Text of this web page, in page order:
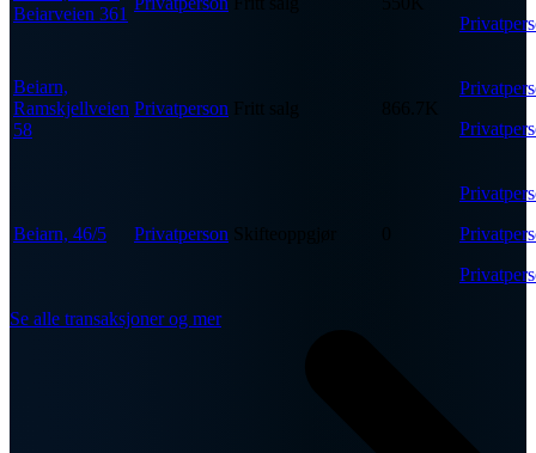
Beiarveien 361
Beiarn,
Ramskjellveien
58
Privatperson Fritt salg
Beiarn, 46/5 Privatperson Skifteoppgjør
Se alle transaksjoner og mer